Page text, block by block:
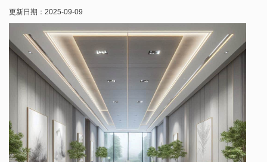
更新日期： 2025-09-09